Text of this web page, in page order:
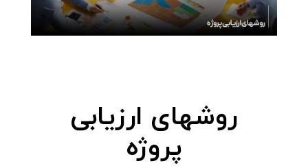
روشهای ارزیابی
پروژه